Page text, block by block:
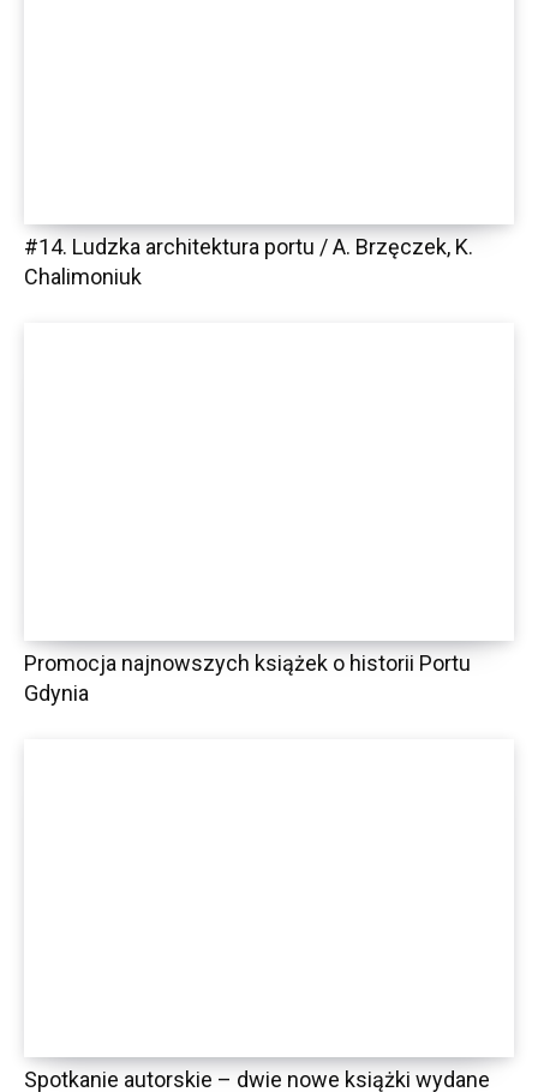
#14. Ludzka architektura portu / A. Brzęczek, K.
Chalimoniuk
Promocja najnowszych książek o historii Portu
Gdynia
Spotkanie autorskie – dwie nowe książki wydane